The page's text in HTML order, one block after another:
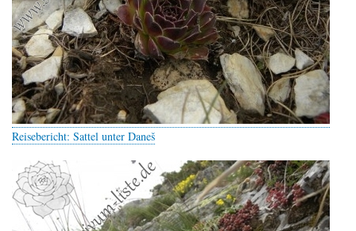
Reisebericht: Sattel unter Daneš